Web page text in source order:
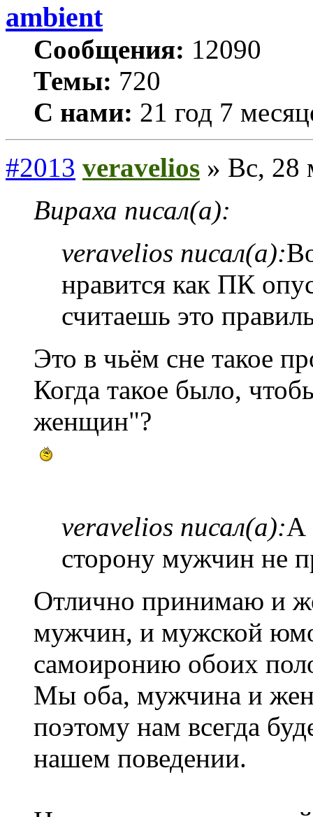
ambient
Сообщения: 12090
Темы: 720
С нами: 21 год 7
#2013 veravelios » Вс, 28
Вираха писал(а):
veravelios писал(а):
нравится как ПК
считаешь это
Это в чьём сне такое
Когда такое было,
женщин"?
veravelios писал(а):А
сторону мужчин не
Отлично принимаю и
мужчин, и мужской
самоиронию обоих
Мы оба, мужчина и
поэтому нам всегда
нашем поведении.